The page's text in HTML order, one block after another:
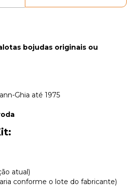
bojudas originais ou
Ghia até 1975
atual)
conforme o lote do fabricante)